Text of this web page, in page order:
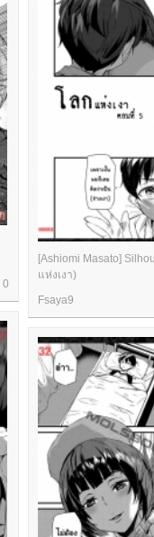
0
[Ashiomi Masato]
แห่งเงา)
Fsaya9